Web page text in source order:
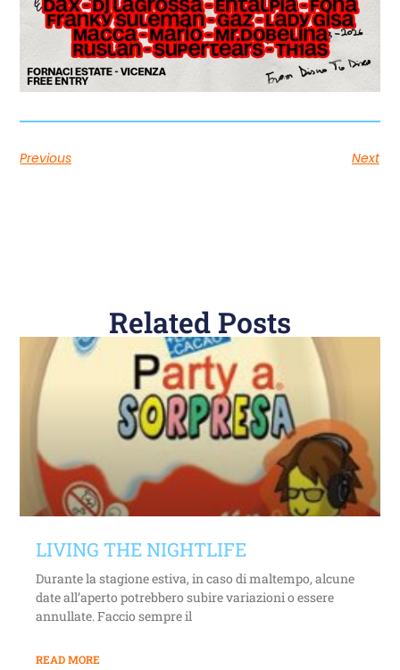
Previous Next
Related Posts
LIVING THE NIGHTLIFE
Durante la stagione estiva, in caso di maltempo, alcune
date all’aperto potrebbero subire variazioni o essere
annullate. Faccio sempre il
READ MORE